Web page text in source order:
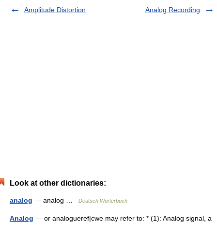
Amplitude Distortion
Analog Recording
Look at other dictionaries:
analog — analog … Deutsch Wörterbuch
Analog — or analogueref|cwe may refer to: * (1): Analog signal, a